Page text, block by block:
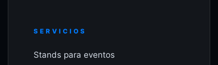
SERVICIOS
Stands para eventos